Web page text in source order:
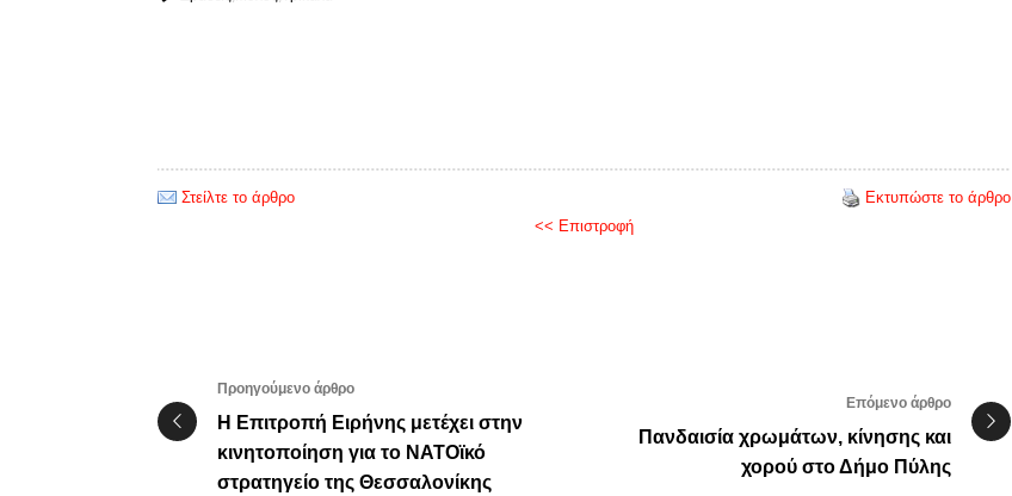
Στείλτε το άρθρο
Εκτυπώστε το άρθρο
<< Επιστροφή
Προηγούμενο άρθρο
Η Επιτροπή Ειρήνης μετέχει στην
κινητοποίηση για το ΝΑΤΟϊκό
στρατηγείο της Θεσσαλονίκης
Επόμενο άρθρο
Πανδαισία χρωμάτων, κίνησης και
χορού στο Δήμο Πύλης